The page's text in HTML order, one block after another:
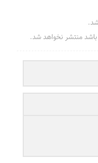
باشد منتشر نخواهد شد.